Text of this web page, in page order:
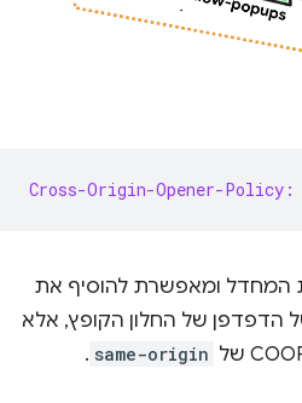
Cross-Origin-Opener-
ומאפשרת להוסיף את
של החלון הקופץ, אלא
same-origin
.